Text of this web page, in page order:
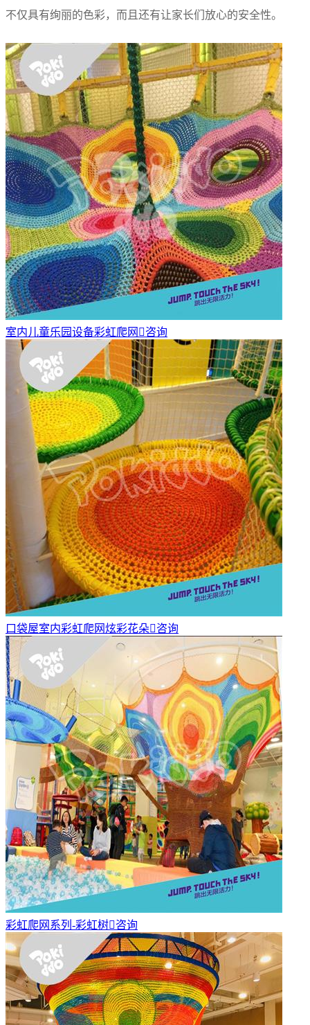
不仅具有绚丽的色彩，而且还有让家长们放心的安全性。
室内儿童乐园设备彩虹爬网 咨询
口袋屋室内彩虹爬网炫彩花朵咨询
彩虹爬网系列-彩虹树咨询